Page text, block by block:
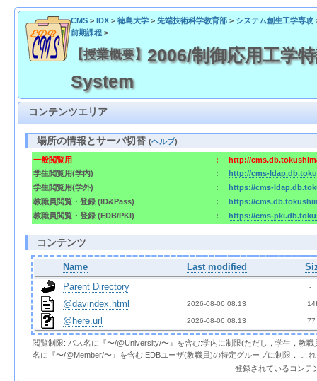
CMS> IDX> 徳島大学> 先端技術科学教育部> システム創生工学専攻
前期課程>
【授業概要】 2006/制御応用工学
System
コンテンツエリア
場所の情報とサーバ切替(ヘルプ)
一般閲覧用 :
http://
学生閲覧用(学内)
:
http://cms-
学生閲覧用(学外)
:
https://cms-
教職員閲覧・登録 (ID&Pass)
:
https://
教職員閲覧・登録 (EDB/PKI)
: https://cms-
コンテンツ
Name Last modified
Parent Directory
  -
@davindex.html 2026-08-06 08:13
@here.url 2026-08-06 08:13 77
閲覧制限: パス名に『〜/@University/〜』を含む:学内に制限(ただし，学生，教
名に『〜/@Member/〜』を含む:EDBユーザ(教職員)の特定グループに制限． こ
登録されているコンテ